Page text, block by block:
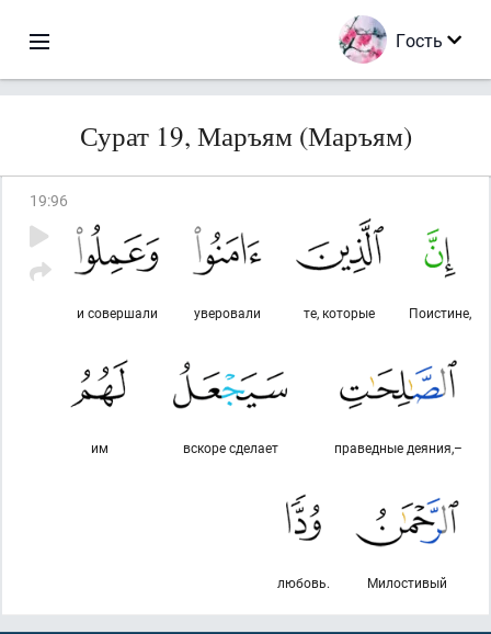
Гость
Сурат 19, Маръям (Маръям)
19:96
Поистине,
те, которые
уверовали
и совершали
праведные деяния,–
вскоре сделает
им
Милостивый
любовь.